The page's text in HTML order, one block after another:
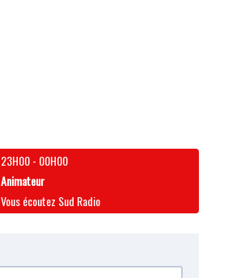
23H00- 00H00
Animateur
Vous écoutez Sud Radio